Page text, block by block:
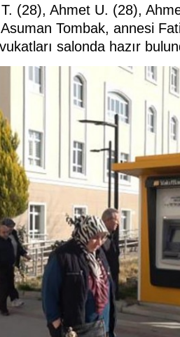
(28), Ahmet U. (28),
Tombak, annesi
salonda hazır